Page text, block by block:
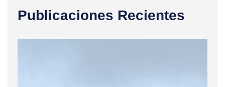
Publicaciones Recientes